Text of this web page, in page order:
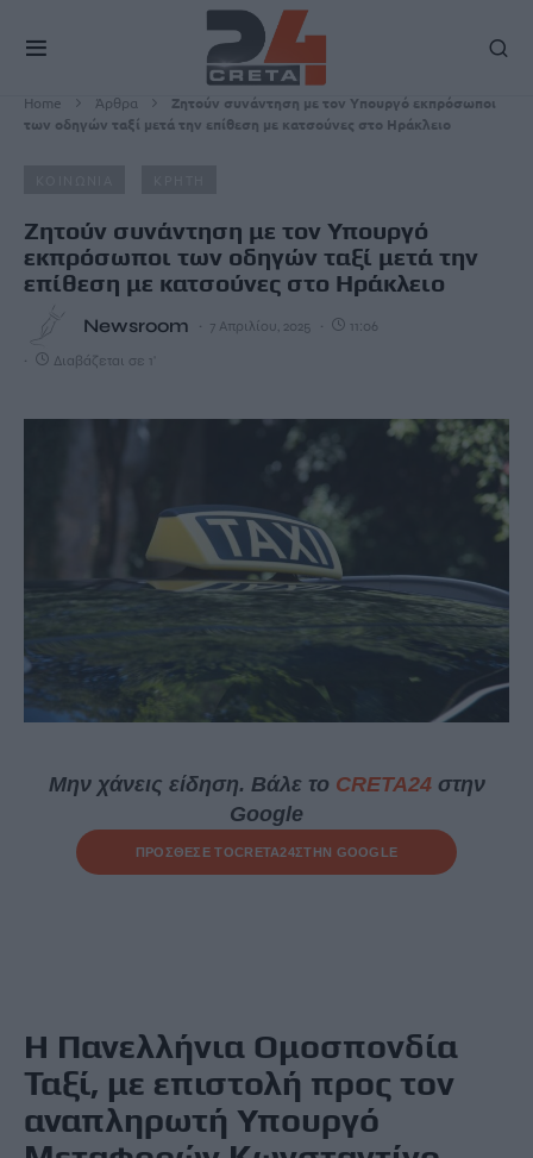
Home Άρθρα
Ζητούν συνάντηση με τον Υπουργό εκπρόσωποι
των οδηγών ταξί μετά την επίθεση με κατσούνες στο Ηράκλειο
Ζητούν συνάντηση με τον Υπουργό
εκπρόσωποι των οδηγών ταξί μετά την
επίθεση με κατσούνες στο Ηράκλειο
Newsroom 7 Απριλίου, 2025 11:06
Διαβάζεται σε 1'
Μην χάνεις είδηση. Βάλε το CRETA24στην
Google
ΠΡΟΣΘΕΣΕ ΤΟCRETA24ΣΤΗΝ GOOGLE
Η Πανελλήνια Ομοσπονδία
Ταξί, με επιστολή προς τον
αναπληρωτή Υπουργό